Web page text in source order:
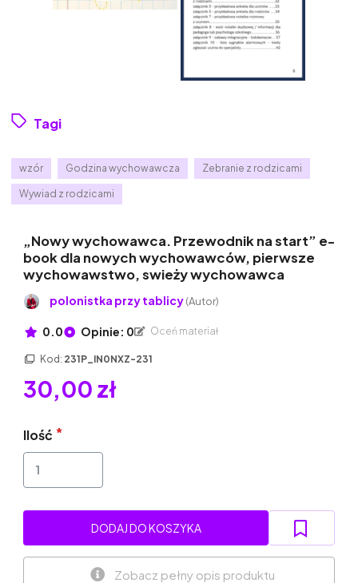
Tagi
wzór Godzina wychowawcza Zebranie z rodzicami
Wywiad z rodzicami
„Nowy wychowawca. Przewodnik na start” e-
book dla nowych wychowawców, pierwsze
wychowawstwo, swieży wychowawca
polonistka przy tablicy(Autor)
0.0 Opinie: 0 Oceń materiał
Kod: 231P_IN0NXZ-231
30,00 zł
Ilość
DODAJ DO KOSZYKA
Zobacz pełny opis produktu